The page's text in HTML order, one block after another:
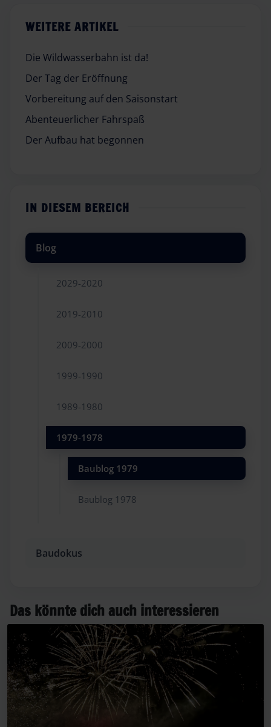
WEITERE ARTIKEL
Die Wildwasserbahn ist da!
Der Tag der Eröffnung
Vorbereitung auf den Saisonstart
Abenteuerlicher Fahrspaß
Der Aufbau hat begonnen
IN DIESEM BEREICH
Blog
2029-2020
2019-2010
2009-2000
1999-1990
1989-1980
1979-1978
Baublog 1979
Baublog 1978
Baudokus
Das könnte dich auch interessieren